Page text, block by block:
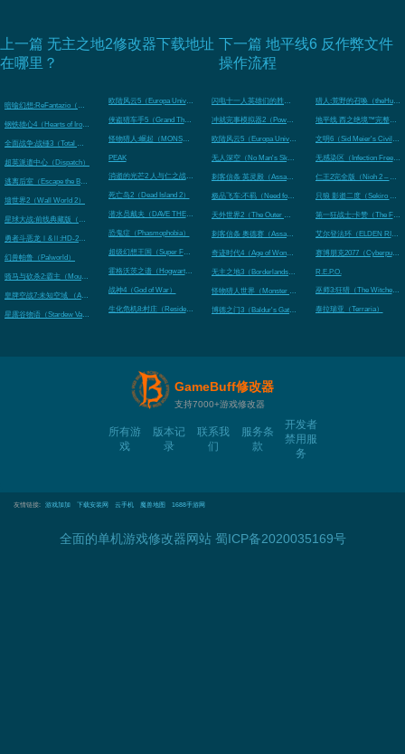
上一篇 无主之地2修改器下载地址
在哪里？
下一篇 地平线6 反作弊文件
操作流程
暗喻幻想:ReFantazio（Metaphor: ReFantazio）
钢铁雄心4（Hearts of Iron IV）
全面战争:战锤3（Total War: Warhammer III）
超英派遣中心（Dispatch）
逃离后室（Escape the Backrooms）
墙世界2（Wall World 2）
星球大战:前线典藏版（STAR WARS™: Battlefront Classic Collection）
勇者斗恶龙Ⅰ&Ⅱ:HD-2D重制版（Dragon Quest 1 and 2 Remak）
幻兽帕鲁（Palworld）
骑马与砍杀2:霸主（Mount & Blade II: Bannerlord）
皇牌空战7:未知空域 （ACE COMBAT 7: SKIES UNKNOWN）
星露谷物语（Stardew Valley）
欧陆风云5（Europa Universalis V）
侠盗猎车手5（Grand Theft Auto V Legacy）
怪物猎人:崛起（MONSTER HUNTER RISE）
PEAK
消逝的光芒2 人与仁之战（Dying Light 2 Stay Human）
死亡岛2（Dead Island 2）
潜水员戴夫（DAVE THE DIVER）
恐鬼症（Phasmophobia）
超级幻想王国（Super Fantasy Kingdom）
霍格沃茨之遗（Hogwarts Legacy）
战神4（God of War）
生化危机8:村庄（Resident Evil Village）
闪电十一人英雄们的胜利之路（INAZUMA ELEVEN: Victory
冲就完事模拟器2（PowerWash Simulator 2）
欧陆风云5（Europa Universalis 5）
无人深空（No Man's Sky）
刺客信条 英灵殿（Assassin's Creed Valhalla）
极品飞车:不羁（Need for Speed Unbound）
天外世界2（The Outer Worlds 2）
刺客信条 奥德赛（Assassin's Creed Odyssey）
奇迹时代4（Age of Wonders 4）
无主之地3（Borderlands 3）
怪物猎人世界（Monster Hunter: World）
博德之门3（Baldur's Gate 3）
猎人:荒野的召唤（
地平线 西之绝境™完整版（
文明6（Sid Meier's
无感染区（Infection Free
仁王2完全版（Nioh 2 – The
只狼 影逝二度（Sekiro
第一狂战士:卡赞（The First
艾尔登法环（ELDEN RING
赛博朋克2077（Cyberpunk
R.E.P.O.
巫师3:狂猎（The Witcher 3:
泰拉瑞亚（Terraria）
GameBuff修改器
支持7000+游戏修改器
所有游
戏
版本记
录
联系我
们
服务条
款
开发者
禁用服
务
友情链接: 游戏加加 下载安装网 云手机 魔兽地图 1688手游网
全面的单机游戏修改器网站 蜀ICP备2020035169号